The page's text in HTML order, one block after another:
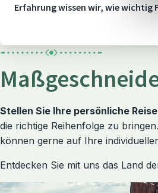
Erfahrung wissen wir, wie wichtig
Stellen Sie Ihre persönliche
die richtige Reihenfolge zu
können gerne auf Ihre
Entdecken Sie mit uns das Land